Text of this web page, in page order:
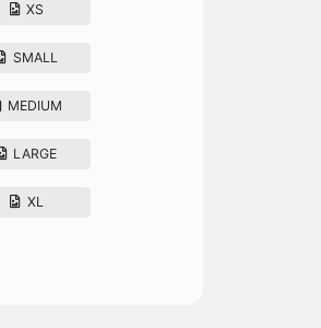
XS
SMALL
MEDIUM
LARGE
XL